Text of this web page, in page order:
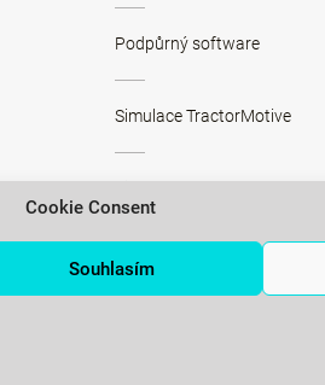
Cookie Consent
Souhlasím
Podpůrný software
Simulace TractorMotive
Pronájem školicích